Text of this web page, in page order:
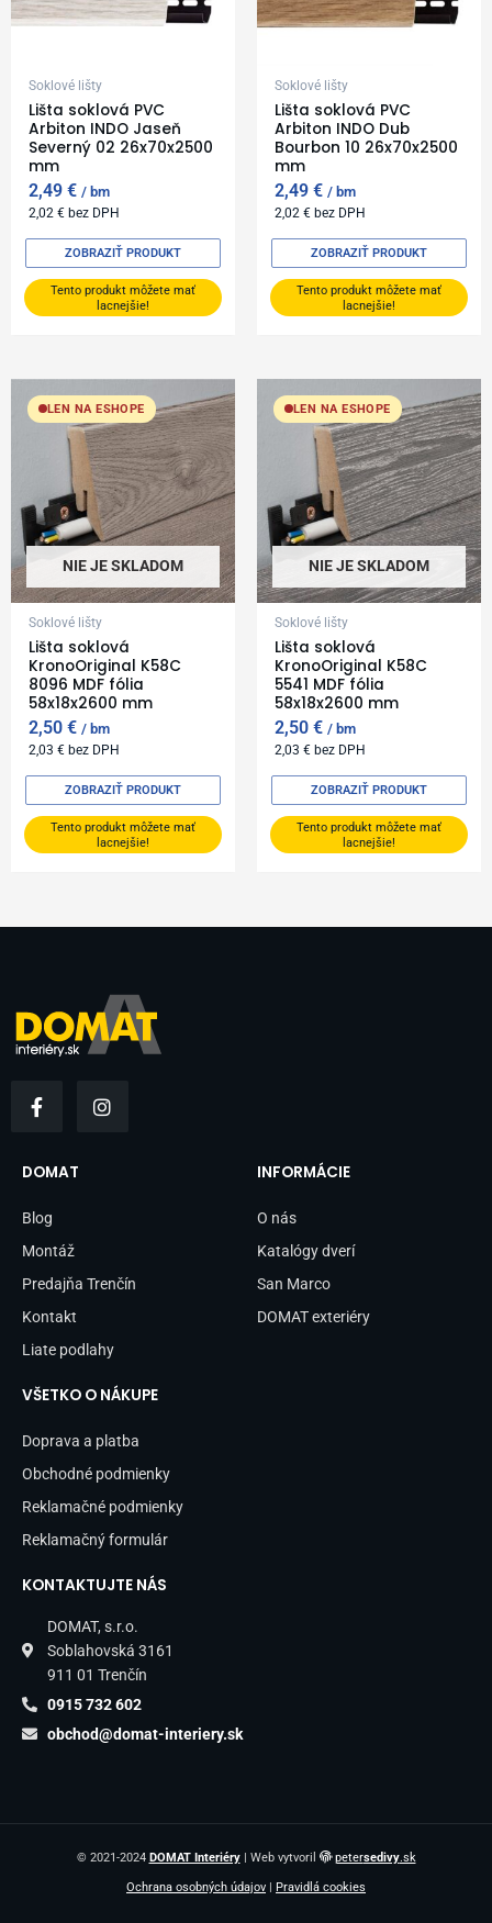
Soklové lišty
Lišta soklová PVC
Arbiton INDO Jaseň
Severný 02 26x70x2500
mm
2,49€ bm
2,02€ bez DPH
Tento produkt môžete mať
lacnejšie!
ZOBRAZIŤ PRODUKT
Soklové lišty
Lišta soklová PVC
Arbiton INDO Dub
Bourbon 10 26x70x2500
mm
2,49€ bm
2,02€ bez DPH
Tento produkt môžete mať
lacnejšie!
ZOBRAZIŤ PRODUKT
LEN NA ESHOPE
NIE JE SKLADOM
Soklové lišty
Lišta soklová
KronoOriginal K58C
8096 MDF fólia
58x18x2600 mm
2,50€ bm
2,03€ bez DPH
Tento produkt môžete mať
lacnejšie!
ZOBRAZIŤ PRODUKT
LEN NA ESHOPE
NIE JE SKLADOM
Soklové lišty
Lišta soklová
KronoOriginal K58C
5541 MDF fólia
58x18x2600 mm
2,50€ bm
2,03€ bez DPH
Tento produkt môžete mať
lacnejšie!
ZOBRAZIŤ PRODUKT
a
b
o
k
-
n
DOMAT
Blog
Montáž
Predajňa Trenčín
Kontakt
Liate podlahy
INFORMÁCIE
O nás
Katalógy dverí
San Marco
DOMAT exteriéry
VŠETKO O NÁKUPE
Doprava a platba
Obchodné podmienky
Reklamačné podmienky
Reklamačný formulár
KONTAKTUJTE NÁS
DOMAT, s.r.o.
Soblahovská 3161
911 01 Trenčín
0915 732 602
obchod@domat-interiery.sk
© 2021-2024 DOMAT Interiéry| Web vytvoril petersedivy.sk
Ochrana osobných údajov | Pravidlá cookies